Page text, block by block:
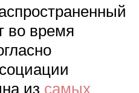
во время
из самых